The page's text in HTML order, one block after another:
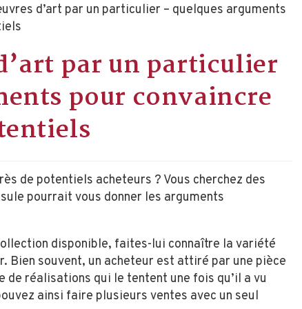
par un particulier
pour convaincre
de potentiels acheteurs ? Vous cherchez des
pourrait vous donner les arguments
disponible, faites-lui connaître la variété
Bien souvent, un acheteur est attiré par une pièce
réalisations qui le tentent une fois qu’il a vu
ainsi faire plusieurs ventes avec un seul